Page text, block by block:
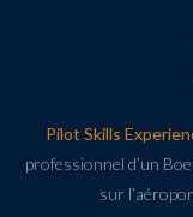
Pilot Skills
professionnel d’un
sur